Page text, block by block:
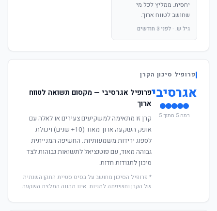
יחסית. ממליץ לכל מי
שחושב לטווח ארוך.
גיל ש. · לפני 3 חודשים
פרופיל סיכון הקרן
אגרסיבי
רמה 5 מתוך 5
פרופיל אגרסיבי — מקסום תשואה לטווח
ארוך
קרן זו מתאימה למשקיעים צעירים או לאלה עם
אופק השקעה ארוך מאוד (10+ שנים) ויכולת
לספוג ירידות משמעותיות. החשיפה המנייתית
גבוהה מאוד, עם פוטנציאל לתשואות גבוהות לצד
סיכון לתנודות חדות.
* פרופיל הסיכון מחושב על בסיס סטיית התקן השנתית
של הקרן וחשיפתה למניות. אינו מהווה המלצת השקעה.